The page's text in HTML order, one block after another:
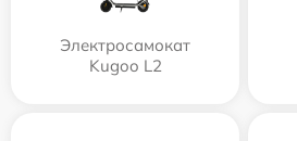
Электросамокат
Kugoo L2